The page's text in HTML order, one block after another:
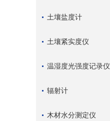
土壤盐度计
土壤紧实度仪
温湿度光强度记录仪
辐射计
木材水分测定仪